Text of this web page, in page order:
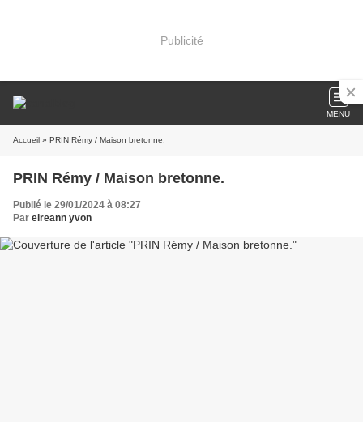
Publicité
MENU
Accueil » PRIN Rémy / Maison bretonne.
PRIN Rémy / Maison bretonne.
Publié le 29/01/2024 à 08:27
Par eireann yvon